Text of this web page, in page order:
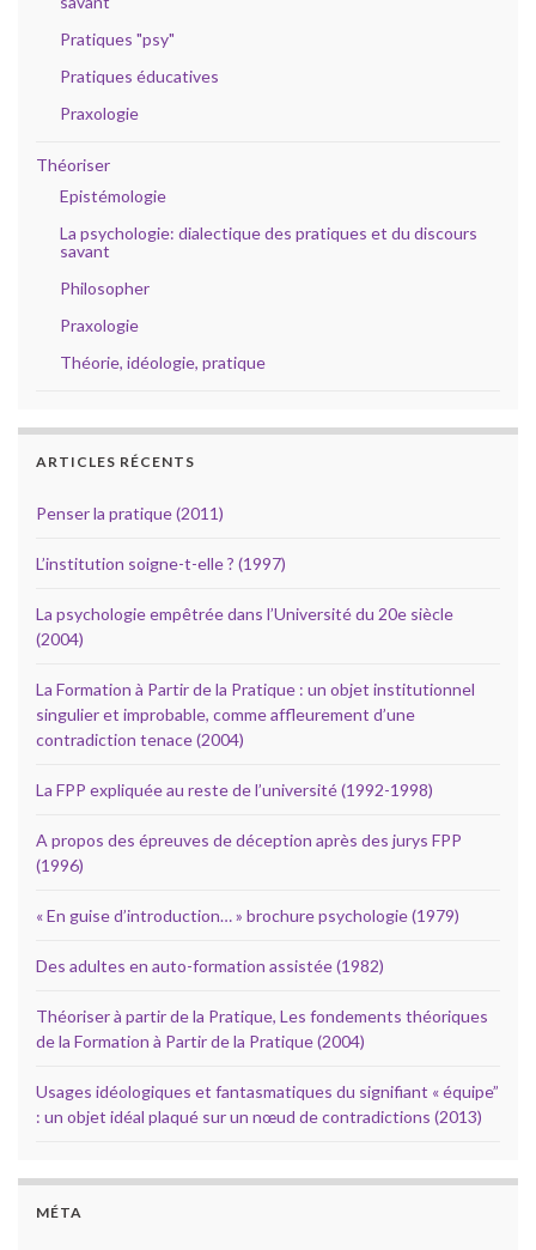
Pratiques "psy"
Pratiques éducatives
Praxologie
Théoriser
Epistémologie
La psychologie: dialectique des pratiques et du discours
savant
Philosopher
Praxologie
Théorie, idéologie, pratique
ARTICLES RÉCENTS
Penser la pratique (2011)
L’institution soigne-t-elle ? (1997)
La psychologie empêtrée dans l’Université du 20e siècle
(2004)
La Formation à Partir de la Pratique : un objet institutionnel
singulier et improbable, comme affleurement d’une
contradiction tenace (2004)
La FPP expliquée au reste de l’université (1992-1998)
A propos des épreuves de déception après des jurys FPP
(1996)
« En guise d’introduction… » brochure psychologie (1979)
Des adultes en auto-formation assistée (1982)
Théoriser à partir de la Pratique, Les fondements théoriques
de la Formation à Partir de la Pratique (2004)
Usages idéologiques et fantasmatiques du signifiant « équipe”
: un objet idéal plaqué sur un nœud de contradictions (2013)
MÉTA